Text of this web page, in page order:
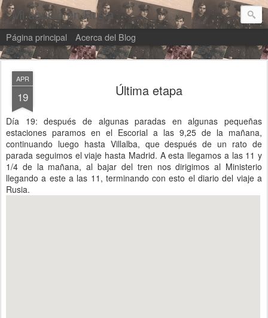
Mi abuelo en Rusia
Página principal Acerca del Blog
APR
19 Última etapa
Día 19: después de algunas paradas en algunas pequeñas
estaciones paramos en el Escorial a las 9,25 de la mañana,
continuando luego hasta Villalba, que después de un rato de
parada seguimos el viaje hasta Madrid. A esta llegamos a las 11 y
1/4 de la mañana, al bajar del tren nos dirigimos al Ministerio
llegando a este a las 11, terminando con esto el diario del viaje a
Rusia.